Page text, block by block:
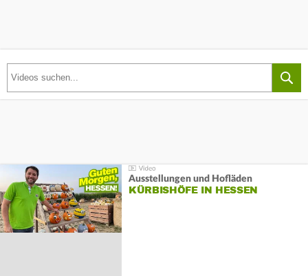
Ausstellungen und Hofläden
KÜRBISHÖFE IN HESSEN